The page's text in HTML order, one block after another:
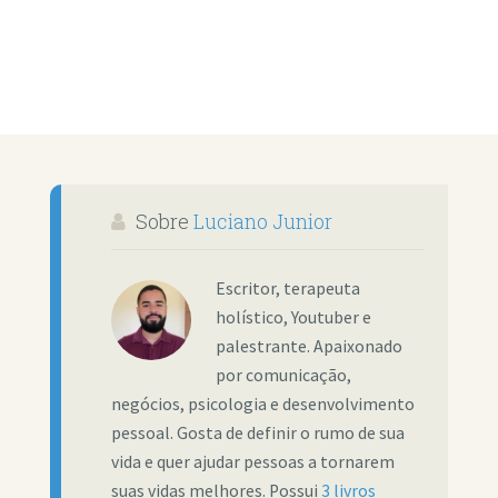
Sobre Luciano Junior
Escritor, terapeuta
holístico, Youtuber e
palestrante. Apaixonado
por comunicação,
negócios, psicologia e desenvolvimento
pessoal. Gosta de definir o rumo de sua
vida e quer ajudar pessoas a tornarem
suas vidas melhores. Possui 3 livros